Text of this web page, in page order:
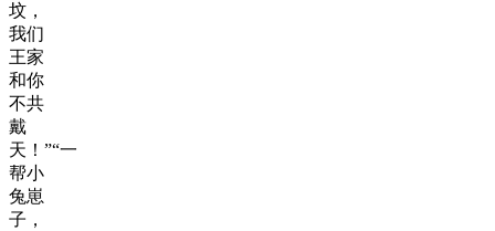
坟，
我们
王家
和你
不共
戴
天！”“一
帮小
兔崽
子，